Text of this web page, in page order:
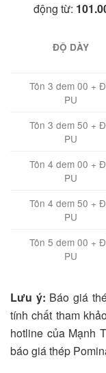
động từ:
ĐỘ DÀY
Tôn 3 dem 00 +
PU
Tôn 3 dem 50 +
PU
Tôn 4 dem 00 +
PU
Tôn 4 dem 50 +
PU
Tôn 5 dem 00 +
PU
Lưu ý: Báo giá
tính chất tham
hotline của Mạnh
báo giá thép